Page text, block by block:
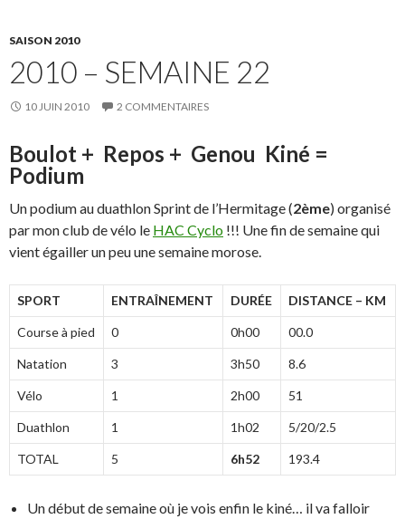
SAISON 2010
2010 – SEMAINE 22
10 JUIN 2010 2 COMMENTAIRES
Boulot + Repos + Genou Kiné =
Podium
Un podium au duathlon Sprint de l’Hermitage (2ème) organisé
par mon club de vélo le HAC Cyclo !!! Une fin de semaine qui
vient égailler un peu une semaine morose.
SPORT ENTRAÎNEMENT DURÉE DISTANCE – KM
Course à pied 0 0h00 00.0
Natation 3 3h50 8.6
Vélo 1 2h00 51
Duathlon 1 1h02 5/20/2.5
TOTAL 5 6h52 193.4
Un début de semaine où je vois enfin le kiné… il va falloir